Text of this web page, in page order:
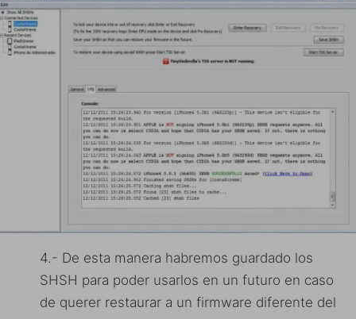
4.- De esta manera habremos guardado los
SHSH para poder usarlos en un futuro en caso
de querer restaurar a un firmware diferente del